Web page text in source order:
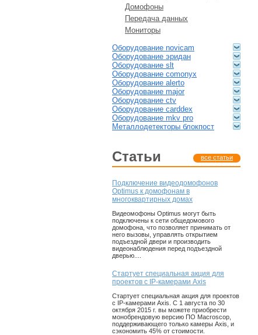
домофоны
передача данных
мониторы
оборудование novicam
оборудование эридан
оборудование slt
оборудование comonyx
оборудование alerto
оборудование major
оборудование ctv
оборудование carddex
оборудование mkv pro
металлодетекторы блокпост
статьи все статьи
Подключение видеодомофонов
Optimus к домофонам в
многоквартирных домах
Видеомофоны Optimus могут быть
подключены к сети общедомового
домофона, что позволяет принимать от
него вызовы, управлять открытием
подъездной двери и производить
видеонаблюдения перед подъездной
дверью....
Стартует специальная акция для
проектов с IP-камерами Axis
Стартует специальная акция для проектов
с IP-камерами Axis. С 1 августа по 30
октября 2015 г. вы можете приобрести
монобрендовую версию ПО Macroscop,
поддерживающего только камеры Axis, и
сэкономить 45% от стоимости.